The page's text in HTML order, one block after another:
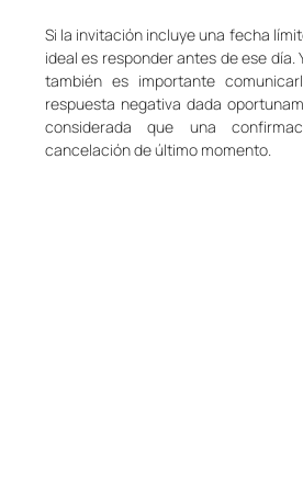
Si la invitación incluye una fecha
ideal es responder antes de ese día.
también es importante
respuesta negativa dada
considerada que una
cancelación de último momento.